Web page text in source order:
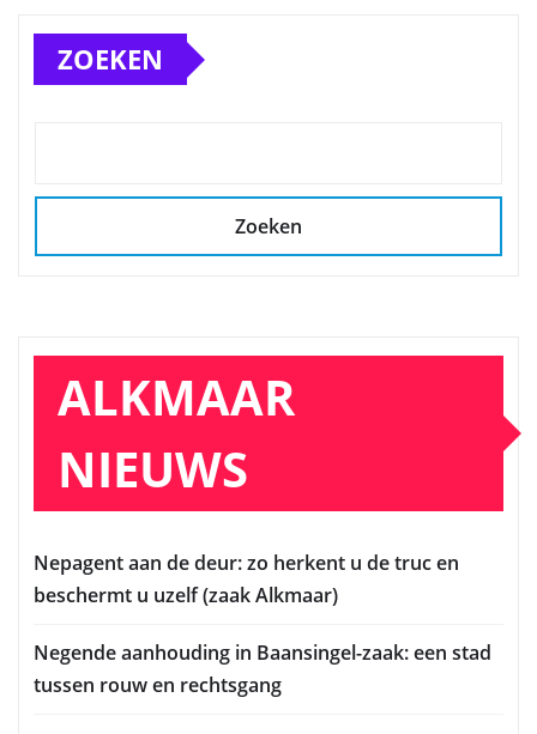
ZOEKEN
Zoeken
ALKMAAR
NIEUWS
Nepagent aan de deur: zo herkent u de truc en
beschermt u uzelf (zaak Alkmaar)
Negende aanhouding in Baansingel-zaak: een stad
tussen rouw en rechtsgang